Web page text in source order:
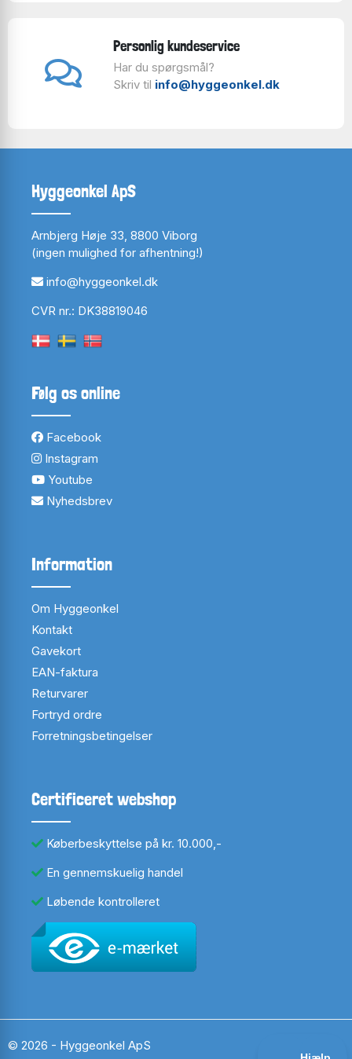
Personlig kundeservice
Har du spørgsmål?
Skriv til info@hyggeonkel.dk
Hyggeonkel ApS
Arnbjerg Høje 33, 8800 Viborg
(ingen mulighed for afhentning!)
info@hyggeonkel.dk
CVR nr.: DK38819046
Følg os online
Facebook
Instagram
Youtube
Nyhedsbrev
Information
Om Hyggeonkel
Kontakt
Gavekort
EAN-faktura
Returvarer
Fortryd ordre
Forretningsbetingelser
Certificeret webshop
Køberbeskyttelse på kr. 10.000,-
En gennemskuelig handel
Løbende kontrolleret
© 2026 - Hyggeonkel ApS